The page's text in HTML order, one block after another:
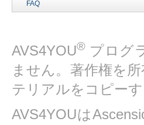
FAQ
AVS4YOU® プログ
ません。著作権を
テリアルをコピー
AVS4YOUは